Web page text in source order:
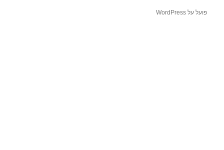
פועל על WordPress